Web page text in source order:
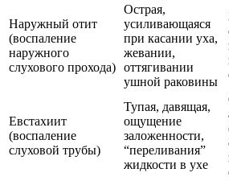
Наружный отит
(воспаление
наружного
слухового прохода)
Острая,
усиливающаяся
при касании уха,
жевании,
оттягивании
ушной раковины
Евстахиит
(воспаление
слуховой трубы)
Тупая, давящая,
ощущение
заложенности,
“переливания”
жидкости в ухе